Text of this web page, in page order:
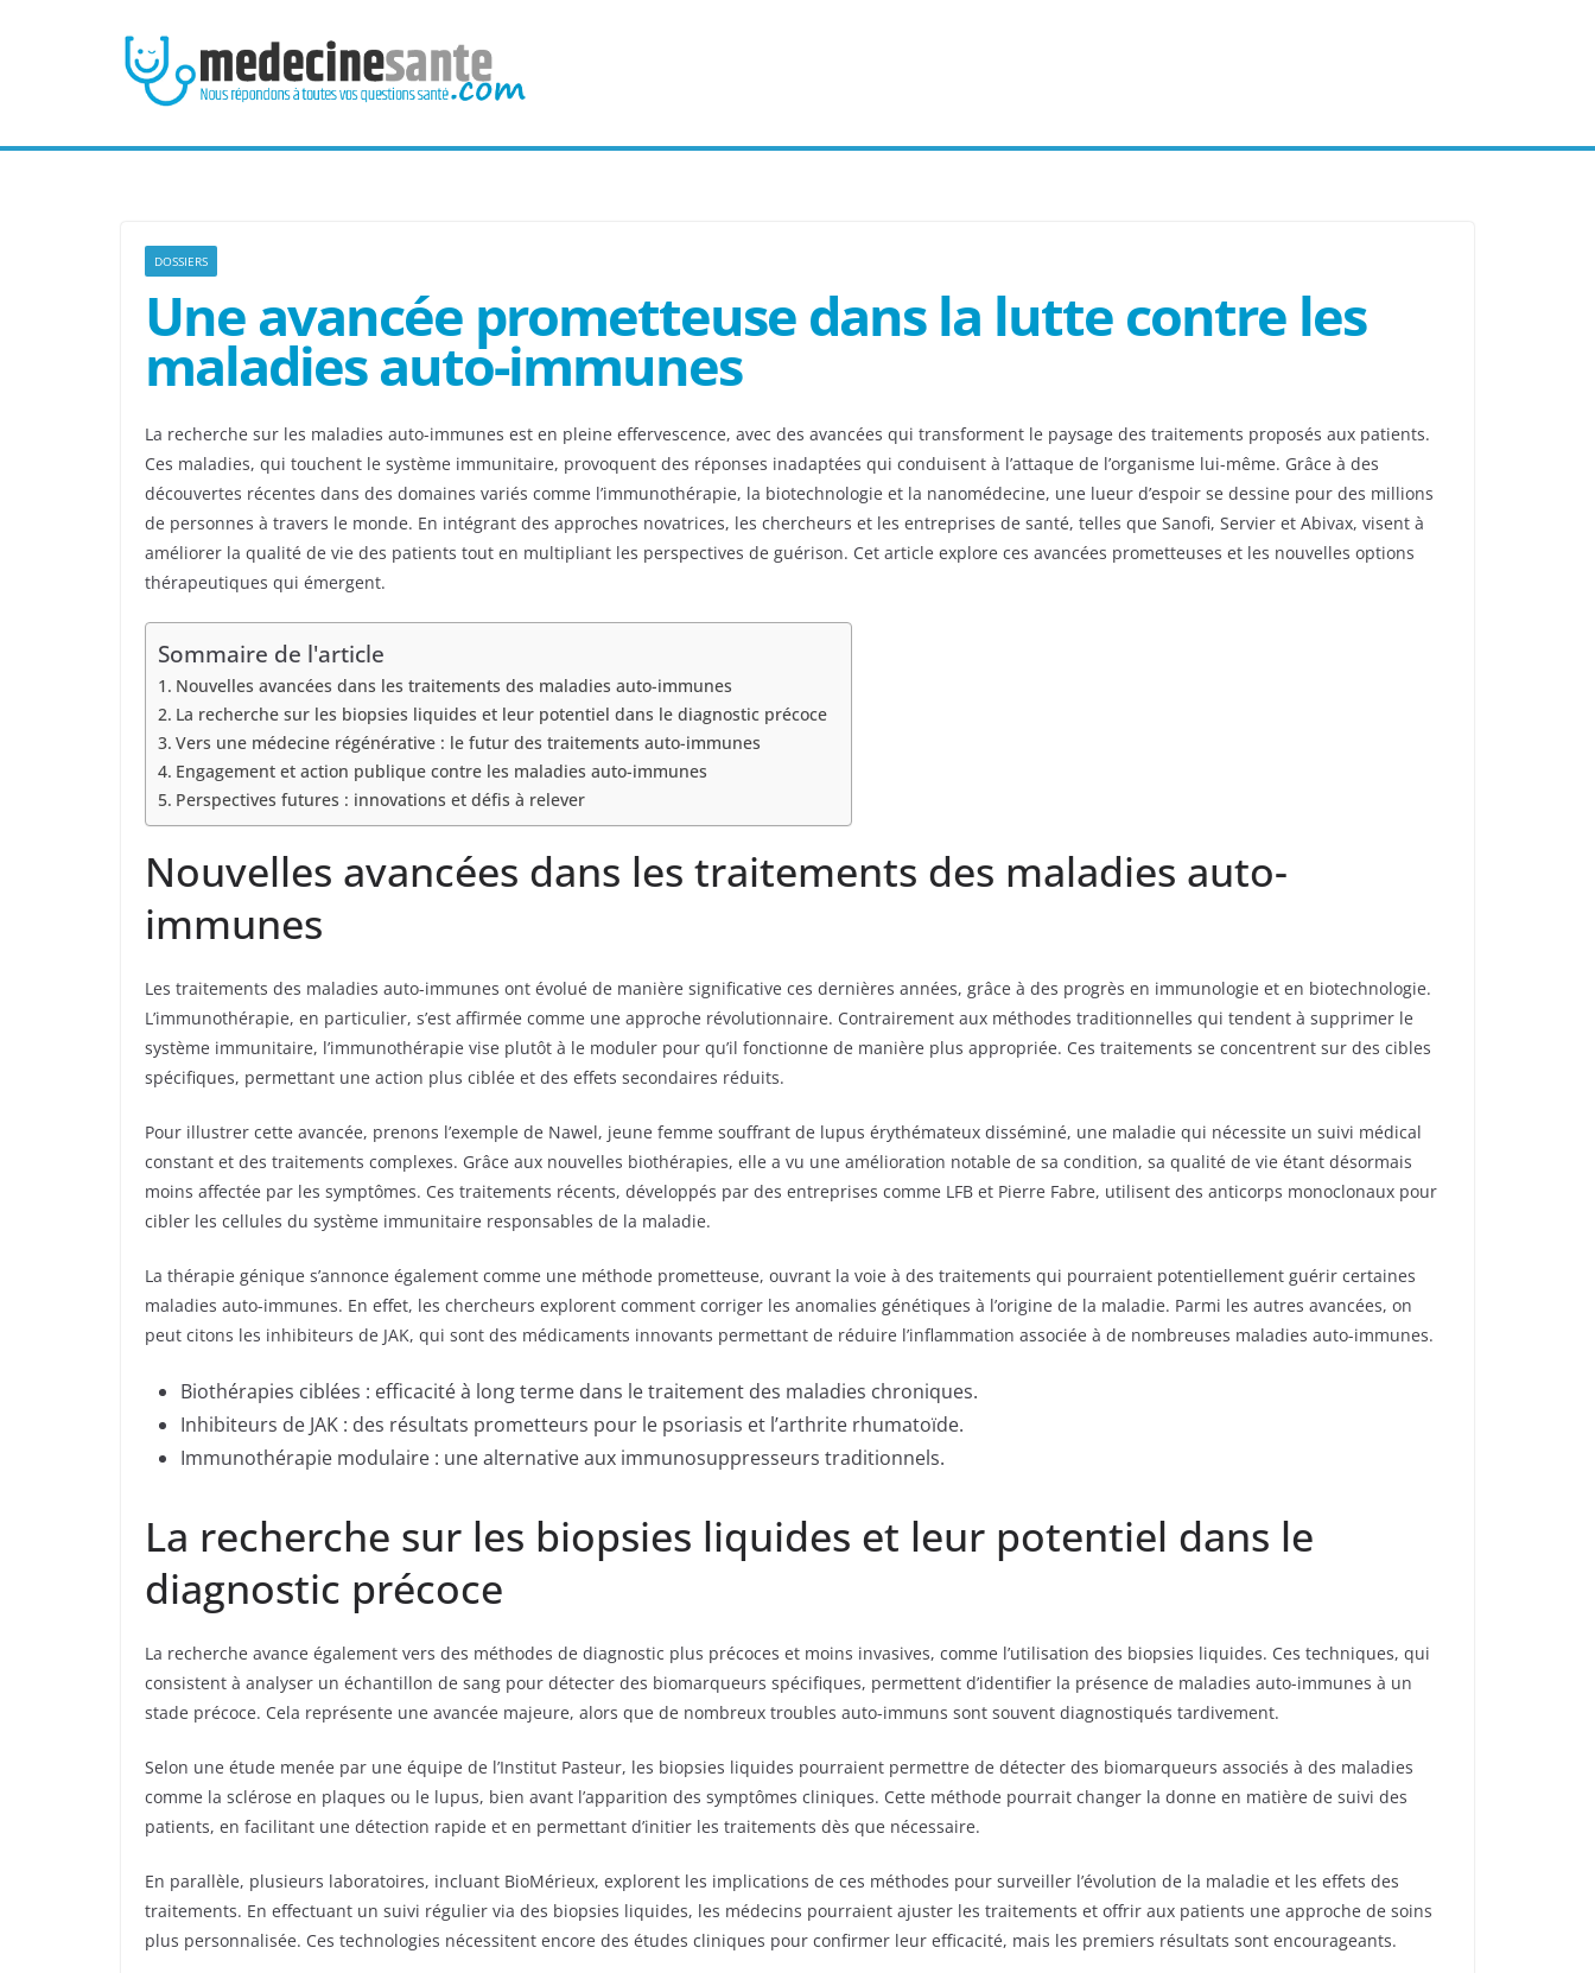
DOSSIERS
Une avancée prometteuse dans la lutte contre les
maladies auto-immunes
La recherche sur les maladies auto-immunes est en pleine effervescence, avec des avancées qui transforment le paysage des traitements proposés aux patients.
Ces maladies, qui touchent le système immunitaire, provoquent des réponses inadaptées qui conduisent à l’attaque de l’organisme lui-même. Grâce à des
découvertes récentes dans des domaines variés comme l’immunothérapie, la biotechnologie et la nanomédecine, une lueur d’espoir se dessine pour des millions
de personnes à travers le monde. En intégrant des approches novatrices, les chercheurs et les entreprises de santé, telles que Sanofi, Servier et Abivax, visent à
améliorer la qualité de vie des patients tout en multipliant les perspectives de guérison. Cet article explore ces avancées prometteuses et les nouvelles options
thérapeutiques qui émergent.
Sommaire de l'article
Nouvelles avancées dans les traitements des maladies auto-immunes
La recherche sur les biopsies liquides et leur potentiel dans le diagnostic précoce
Vers une médecine régénérative : le futur des traitements auto-immunes
Engagement et action publique contre les maladies auto-immunes
Perspectives futures : innovations et défis à relever
Nouvelles avancées dans les traitements des maladies auto-
immunes
Les traitements des maladies auto-immunes ont évolué de manière significative ces dernières années, grâce à des progrès en immunologie et en biotechnologie.
L’immunothérapie, en particulier, s’est affirmée comme une approche révolutionnaire. Contrairement aux méthodes traditionnelles qui tendent à supprimer le
système immunitaire, l’immunothérapie vise plutôt à le moduler pour qu’il fonctionne de manière plus appropriée. Ces traitements se concentrent sur des cibles
spécifiques, permettant une action plus ciblée et des effets secondaires réduits.
Pour illustrer cette avancée, prenons l’exemple de Nawel, jeune femme souffrant de lupus érythémateux disséminé, une maladie qui nécessite un suivi médical
constant et des traitements complexes. Grâce aux nouvelles biothérapies, elle a vu une amélioration notable de sa condition, sa qualité de vie étant désormais
moins affectée par les symptômes. Ces traitements récents, développés par des entreprises comme LFB et Pierre Fabre, utilisent des anticorps monoclonaux pour
cibler les cellules du système immunitaire responsables de la maladie.
La thérapie génique s’annonce également comme une méthode prometteuse, ouvrant la voie à des traitements qui pourraient potentiellement guérir certaines
maladies auto-immunes. En effet, les chercheurs explorent comment corriger les anomalies génétiques à l’origine de la maladie. Parmi les autres avancées, on
peut citons les inhibiteurs de JAK, qui sont des médicaments innovants permettant de réduire l’inflammation associée à de nombreuses maladies auto-immunes.
Biothérapies ciblées : efficacité à long terme dans le traitement des maladies chroniques.
Inhibiteurs de JAK : des résultats prometteurs pour le psoriasis et l’arthrite rhumatoïde.
Immunothérapie modulaire : une alternative aux immunosuppresseurs traditionnels.
La recherche sur les biopsies liquides et leur potentiel dans le
diagnostic précoce
La recherche avance également vers des méthodes de diagnostic plus précoces et moins invasives, comme l’utilisation des biopsies liquides. Ces techniques, qui
consistent à analyser un échantillon de sang pour détecter des biomarqueurs spécifiques, permettent d’identifier la présence de maladies auto-immunes à un
stade précoce. Cela représente une avancée majeure, alors que de nombreux troubles auto-immuns sont souvent diagnostiqués tardivement.
Selon une étude menée par une équipe de l’Institut Pasteur, les biopsies liquides pourraient permettre de détecter des biomarqueurs associés à des maladies
comme la sclérose en plaques ou le lupus, bien avant l’apparition des symptômes cliniques. Cette méthode pourrait changer la donne en matière de suivi des
patients, en facilitant une détection rapide et en permettant d’initier les traitements dès que nécessaire.
En parallèle, plusieurs laboratoires, incluant BioMérieux, explorent les implications de ces méthodes pour surveiller l’évolution de la maladie et les effets des
traitements. En effectuant un suivi régulier via des biopsies liquides, les médecins pourraient ajuster les traitements et offrir aux patients une approche de soins
plus personnalisée. Ces technologies nécessitent encore des études cliniques pour confirmer leur efficacité, mais les premiers résultats sont encourageants.